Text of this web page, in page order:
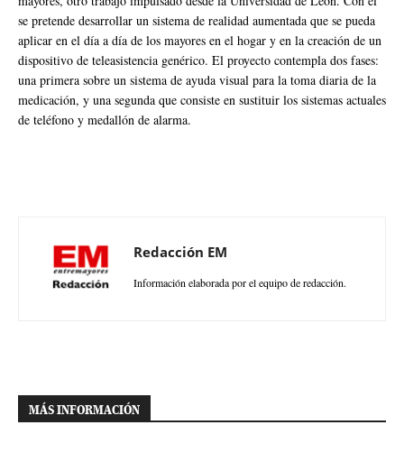
se pretende desarrollar un sistema de realidad aumentada que se pueda
aplicar en el día a día de los mayores en el hogar y en la creación de un
dispositivo de teleasistencia genérico. El proyecto contempla dos fases:
una primera sobre un sistema de ayuda visual para la toma diaria de la
medicación, y una segunda que consiste en sustituir los sistemas actuales
de teléfono y medallón de alarma.
Redacción EM
Información elaborada por el equipo de redacción.
MÁS INFORMACIÓN